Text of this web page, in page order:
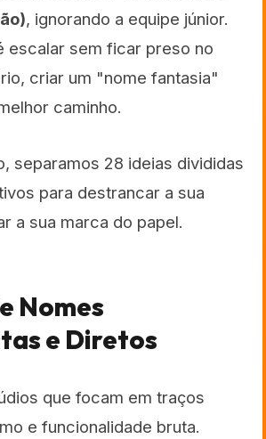
, ignorando a equipe júnior.
escalar sem ficar preso no
criar um "nome fantasia"
caminho.
separamos 28 ideias divididas
para destrancar a sua
a sua marca do papel.
Nomes
e Diretos
que focam em traços
e funcionalidade bruta.